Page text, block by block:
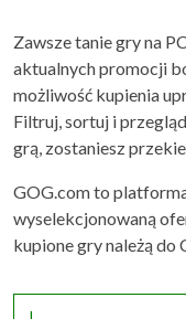
Zawsze tanie gry na
aktualnych promocji
możliwość kupienia
Filtruj, sortuj i
grą, zostaniesz
GOG.com to
wyselekcjonowaną
kupione gry należą do